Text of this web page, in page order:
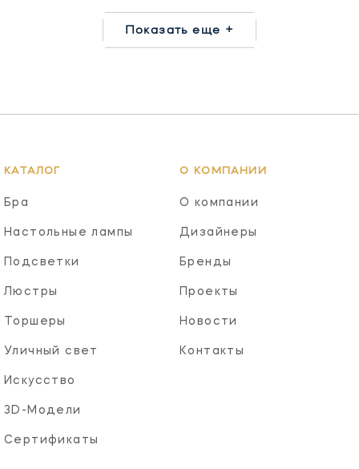
Показать еще +
КАТАЛОГ
Бра
Настольные лампы
Подсветки
Люстры
Торшеры
Уличный свет
Искусство
3D-Модели
Сертификаты
О КОМПАНИИ
О компании
Дизайнеры
Бренды
Проекты
Новости
Контакты